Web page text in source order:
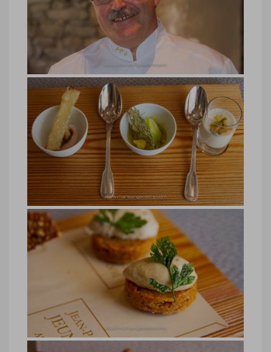
Jura, chef étoilé Jean-Paul Jeunet
Jura, chef étoilé Jean-Paul Jeunet ©
Marie-Ange Ostré
Jura, restaurant chef Jean-Paul
Jura, restaurant chef Jean-Paul Jeunet
© Marie-Ange Ostré